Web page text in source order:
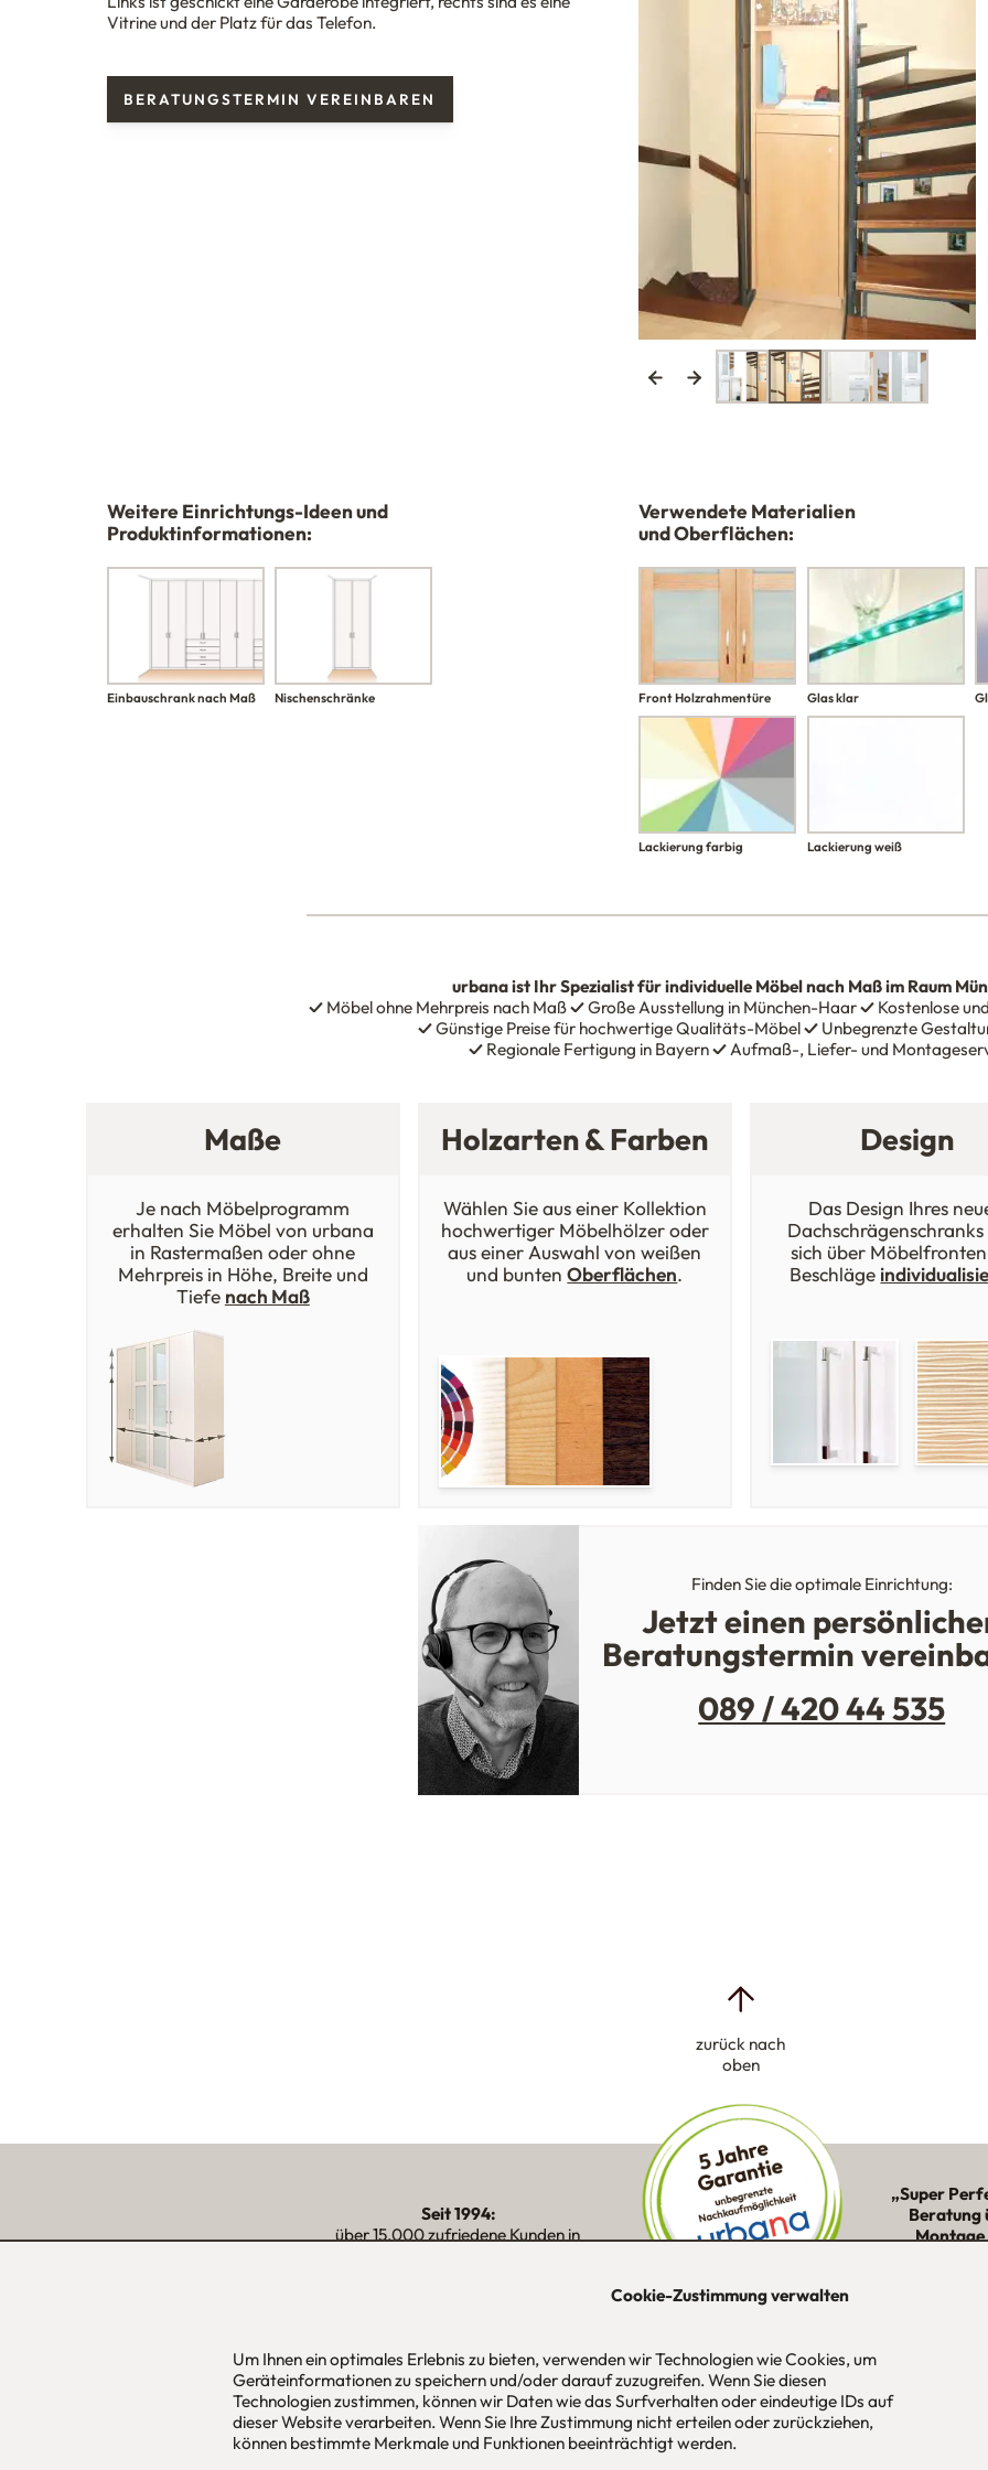
Cookie-Zustimmung verwalten
Um Ihnen ein optimales Erlebnis zu bieten, verwenden wir Technologien wie Cookies, um
Geräteinformationen zu speichern und/oder darauf zuzugreifen. Wenn Sie diesen
Technologien zustimmen, können wir Daten wie das Surfverhalten oder eindeutige IDs auf
dieser Website verarbeiten. Wenn Sie Ihre Zustimmung nicht erteilen oder zurückziehen,
können bestimmte Merkmale und Funktionen beeinträchtigt werden.
Vitrine und der Platz für das Telefon.
BERATUNGSTERMIN VEREINBAREN
Weitere Einrichtungs-Ideen und
Produktinformationen:
Einbauschrank nach Maß Nischenschränke
Verwendete Materialien
und Oberflächen:
Front Holzrahmentüre Glas klar
Lackierung farbig Lackierung weiß
urbanaist Ihr Spezialist für individuelle Möbel nach Maß im Raum
✓Möbel ohne Mehrpreis nach Maß✓Große Ausstellung in München-Haar✓Kostenlose
✓Günstige Preise für hochwertige Qualitäts-Möbel✓Unbegrenzte
✓Regionale Fertigung in Bayern✓Aufmaß-, Liefer- und
Maße
Je nach Möbelprogramm
erhalten Sie Möbel von urbana
in Rastermaßen oder ohne
Mehrpreis in Höhe, Breite und
Tiefe nach Maß
Holzarten & Farben
Wählen Sie aus einer Kollektion
hochwertiger Möbelhölzer oder
aus einer Auswahl von weißen
und buntenOberflächen.
Design
Das Design Ihres
Dachschrägenschranks
sich über
Beschläge
Finden Sie die optimale Einrichtung:
Jetzt einen
Beratungstermin
089 / 420 44 535
zurück nach
oben
Seit 1994:
über 15.000 zufriedene Kunden in
„Super
Beratung
Montage
urbana möbel
Individuelles Wohndesign
ohne Mehrpreis nach Maß
Hans Pinsel-Str. 1
im DreierHaus
85540Haar / München
Tel
089 / 420 44 535
Fax
089 / 456 00 646
E-Mail
mail@urbana-moebel.de